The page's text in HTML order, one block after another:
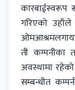
कारबाईस्वरूप
गरिएको उहाँले
ती
अवस्थामा
सम्बन्धीत